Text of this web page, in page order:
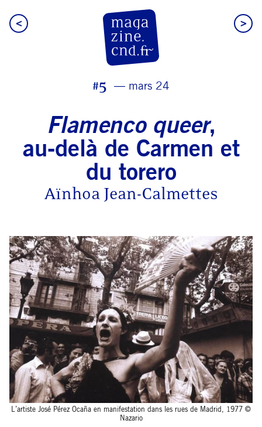
< >
#5 mars 24
Flamenco queer,
au‑delà de Carmen et
du torero
Aïnhoa Jean-Calmettes
L’artiste José Pérez Ocaña en manifestation dans les rues de Madrid, 1977 ©
Nazario